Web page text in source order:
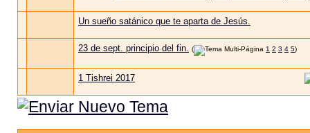
Un sueño satánico que te aparta de Jesús.
23 de sept. principio del fin. ( 1 2 3 4 5)
1 Tishrei 2017